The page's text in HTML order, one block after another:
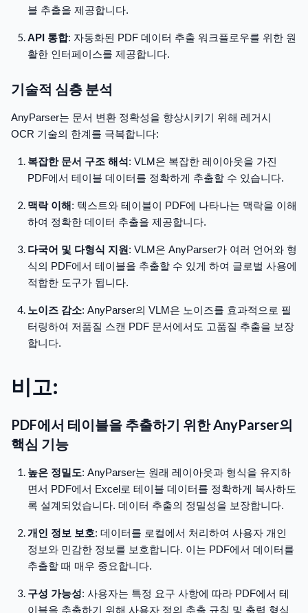
블 추출을 제공합니다.
API 통합: 자동화된 PDF 데이터 추출 워크플로우를 위한 원
활한 인터페이스를 제공합니다.
기술적 심층 분석
AnyParser는 문서 변환 정확성을 향상시키기 위해 레거시
OCR 기술의 한계를 극복합니다:
복잡한 문서 구조 해석: VLM은 복잡한 레이아웃을 가진
PDF에서 테이블 데이터를 정확하게 추출할 수 있습니다.
맥락 이해: 텍스트와 테이블이 PDF에 나타나는 맥락을 이해
하여 정확한 데이터 추출을 제공합니다.
다국어 및 다형식 지원: VLM은 AnyParser가 여러 언어와 형
식의 PDF에서 테이블을 추출할 수 있게 하여 글로벌 사용에
적합한 도구가 됩니다.
노이즈 감소: AnyParser의 VLM은 노이즈를 효과적으로 필
터링하여 저품질 스캔 PDF 문서에서도 고품질 추출을 보장
합니다.
비고:
PDF에서 테이블을 추출하기 위한 AnyParser의
핵심 기능
높은 정밀도: AnyParser는 원래 레이아웃과 형식을 유지하
면서 PDF에서 Excel로 테이블 데이터를 정확하게 복사하도
록 설계되었습니다. 데이터 추출의 정밀성을 보장합니다.
개인 정보 보호: 데이터를 로컬에서 처리하여 사용자 개인
정보와 민감한 정보를 보호합니다. 이는 PDF에서 데이터를
추출할 때 매우 중요합니다.
구성 가능성: 사용자는 특정 요구 사항에 따라 PDF에서 테
이블을 추출하기 위해 사용자 정의 추출 규칙 및 출력 형식